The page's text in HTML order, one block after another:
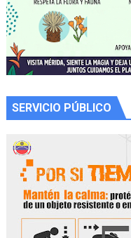
SERVICIO PÚBLICO